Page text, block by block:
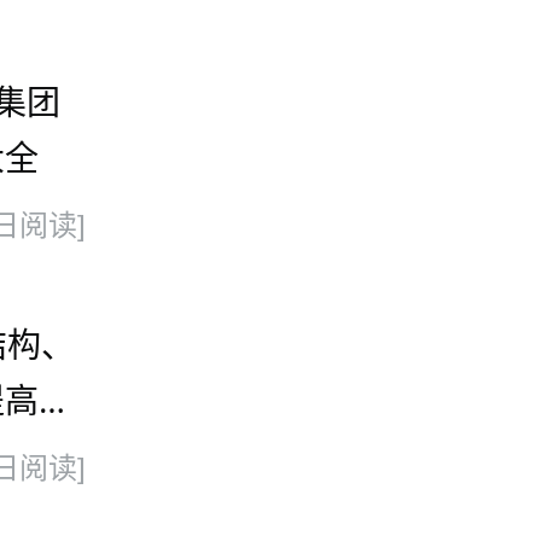
团
阅读]
、
其
阅读]